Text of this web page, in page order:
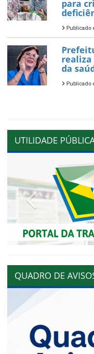
para
Publicado
realiza
da
Publicado
UTILIDADE
Previous
QUADRO DE